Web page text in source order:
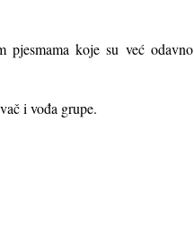
pjesmama koje su već odavno
i vođa grupe.